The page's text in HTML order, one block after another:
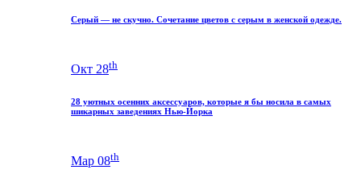
Серый — не скучно. Сочетание цветов с серым в женской одежде.
Окт 28th
28 уютных осенних аксессуаров, которые я бы носила в самых
шикарных заведениях Нью-Йорка
Мар 08th